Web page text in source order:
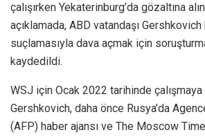
çalışırken Yekaterinburg’da gözaltına
açıklamada, ABD vatandaşı Gershkovich
suçlamasıyla dava açmak için
kaydedildi.
WSJ için Ocak 2022 tarihinde çalışmaya
Gershkovich, daha önce Rusya’da
(AFP) haber ajansı ve The Moscow